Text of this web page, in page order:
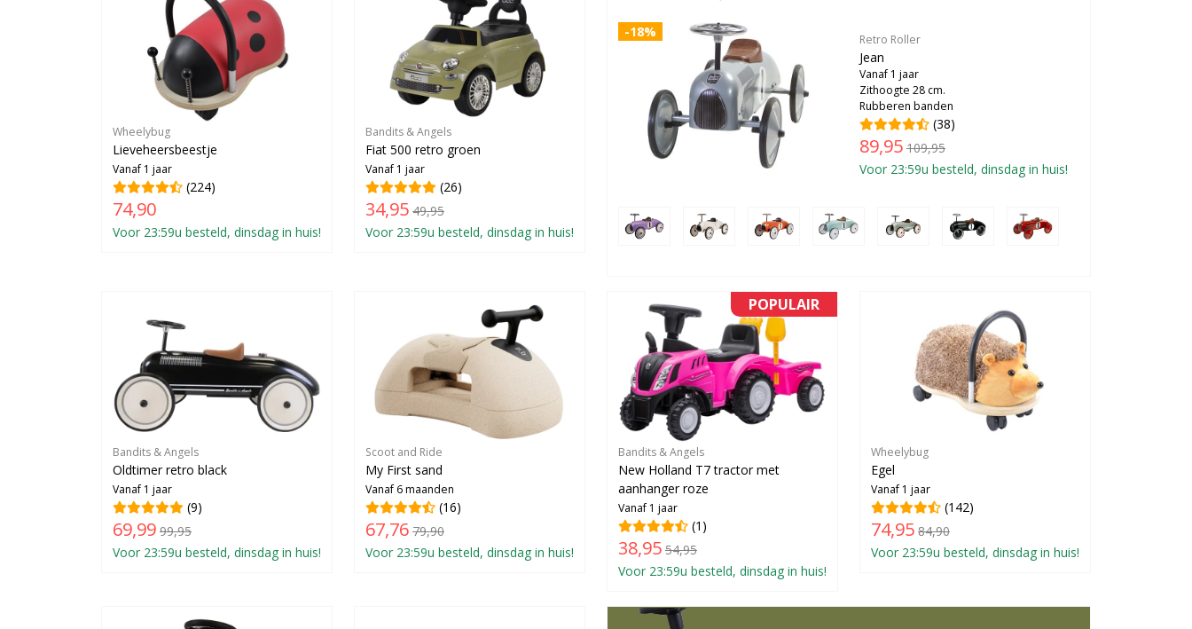
Wheelybug
Lieveheersbeestje
Vanaf 1 jaar
(224)
74,90
Voor 23:59u besteld, dinsdag in huis!
Bandits & Angels
Fiat 500 retro groen
Vanaf 1 jaar
(26)
34,95 49,95
Voor 23:59u besteld, dinsdag in huis!
-18% Retro Roller
Jean
Vanaf 1 jaar
Zithoogte 28 cm.
Rubberen banden
(38)
89,95 109,95
Voor 23:59u besteld, dinsdag in huis!
Bandits & Angels
Oldtimer retro black
Vanaf 1 jaar
(9)
69,99 99,95
Voor 23:59u besteld, dinsdag in huis!
Scoot and Ride
My First sand
Vanaf 6 maanden
(16)
67,76 79,90
Voor 23:59u besteld, dinsdag in huis!
POPULAIR
Bandits & Angels
New Holland T7 tractor met
aanhanger roze
Vanaf 1 jaar
(1)
38,95 54,95
Voor 23:59u besteld, dinsdag in huis!
Wheelybug
Egel
Vanaf 1 jaar
(142)
74,95 84,90
Voor 23:59u besteld, dinsdag in huis!